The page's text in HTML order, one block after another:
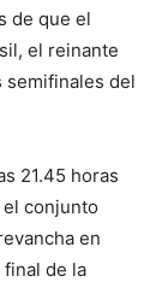
de que el
el reinante
semifinales del
21.45 horas
conjunto
en
de la